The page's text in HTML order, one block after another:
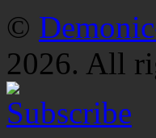
©
2026. All